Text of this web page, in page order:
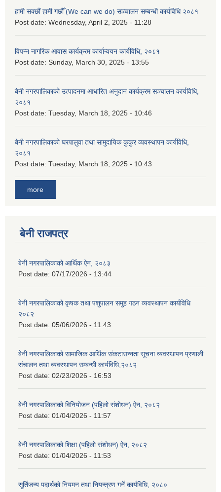
हामी सक्छौं हामी गछौँ (We can we do) सञ्चालन सम्बन्धी कार्यविधि २०८१
Post date: Wednesday, April 2, 2025 - 11:28
विपन्न नागरिक आवास कार्यक्रम कार्यान्वयन कार्यविधि, २०८१
Post date: Sunday, March 30, 2025 - 13:55
बेनी नगरपालिकाको उत्पादनमा आधारित अनुदान कार्यक्रम सञ्‍चालन कार्यविधि,
२०८१
Post date: Tuesday, March 18, 2025 - 10:46
बेनी नगरपालिकाको घरपालुवा तथा सामुदायिक कुकुर व्यवस्थापन कार्यविधि,
२०८१
Post date: Tuesday, March 18, 2025 - 10:43
more
बेनी राजपत्र
बेनी नगरपालिकाको आर्थिक ऐन, २०८३
Post date: 07/17/2026 - 13:44
बेनी नगरपालिकाको कृषक तथा पशुपालन समुह गठन व्यवस्थापन कार्यविधि
२०८२
Post date: 05/06/2026 - 11:43
बेनी नगरपालिकाको सामाजिक आर्थिक संकटासन्नता सूचना व्यवस्थापन प्रणाली
संचालन तथा व्यवस्थापन सम्बन्धी कार्यविधि,२०८२
Post date: 02/23/2026 - 16:53
बेनी नगरपालिकाको विनियोजन (पहिलो संशोधन) ऐन, २०८२
Post date: 01/04/2026 - 11:57
बेनी नगरपालिकाको शिक्षा (पहिलो संशोधन) ऐन, २०८२
Post date: 01/04/2026 - 11:53
सूर्तिजन्य पदार्थको नियमन तथा नियन्त्रण गर्ने कार्यविधि, २०८०